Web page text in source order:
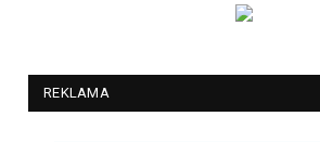
REKLAMA